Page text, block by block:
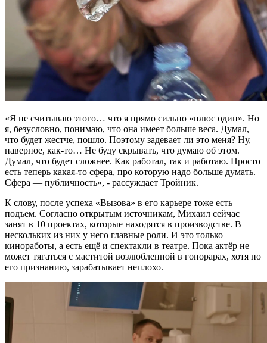
«Я не считываю этого… что я прямо сильно «плюс один». Но
я, безусловно, понимаю, что она имеет больше веса. Думал,
что будет жестче, пошло. Поэтому задевает ли это меня? Ну,
наверное, как-то… Не буду скрывать, что думаю об этом.
Думал, что будет сложнее. Как работал, так и работаю. Просто
есть теперь какая-то сфера, про которую надо больше думать.
Сфера — публичность», - рассуждает Тройник.
К слову, после успеха «Вызова» в его карьере тоже есть
подъем. Согласно открытым источникам, Михаил сейчас
занят в 10 проектах, которые находятся в производстве. В
нескольких из них у него главные роли. И это только
киноработы, а есть ещё и спектакли в театре. Пока актёр не
может тягаться с маститой возлюбленной в гонорарах, хотя по
его признанию, зарабатывает неплохо.